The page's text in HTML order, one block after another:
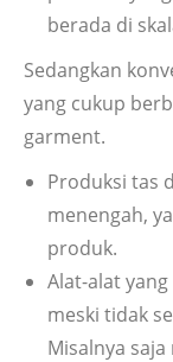
berada di
Sedangkan
yang cukup
garment.
Produksi tas
menengah,
produk.
Alat-alat
meski tidak
Misalnya